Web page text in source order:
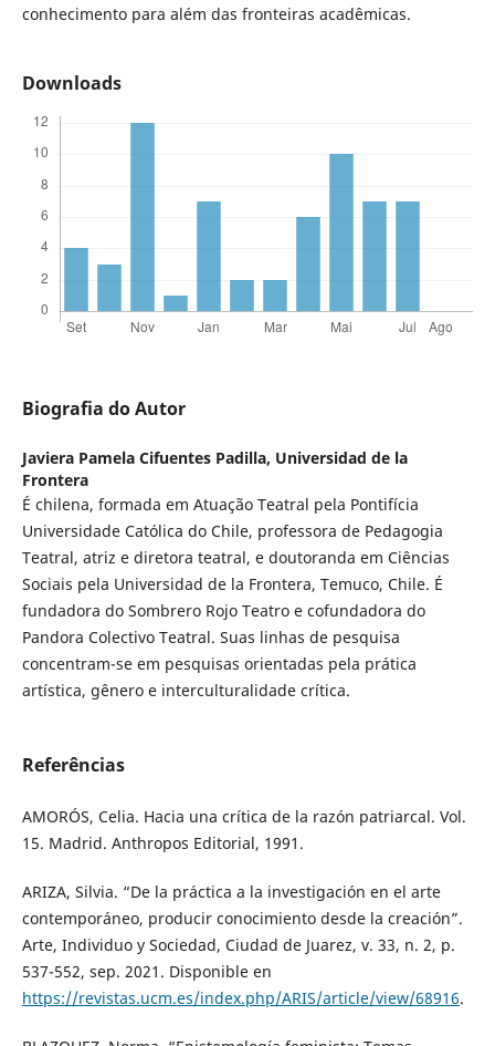
conhecimento para além das fronteiras acadêmicas.
Downloads
Biografia do Autor
Javiera Pamela Cifuentes Padilla, Universidad de la
Frontera
É chilena, formada em Atuação Teatral pela Pontifícia
Universidade Católica do Chile, professora de Pedagogia
Teatral, atriz e diretora teatral, e doutoranda em Ciências
Sociais pela Universidad de la Frontera, Temuco, Chile. É
fundadora do Sombrero Rojo Teatro e cofundadora do
Pandora Colectivo Teatral. Suas linhas de pesquisa
concentram-se em pesquisas orientadas pela prática
artística, gênero e interculturalidade crítica.
Referências
AMORÓS, Celia. Hacia una crítica de la razón patriarcal. Vol.
15. Madrid. Anthropos Editorial, 1991.
ARIZA, Silvia. “De la práctica a la investigación en el arte
contemporáneo, producir conocimiento desde la creación”.
Arte, Individuo y Sociedad, Ciudad de Juarez, v. 33, n. 2, p.
537-552, sep. 2021. Disponible en
https://revistas.ucm.es/index.php/ARIS/article/view/68916.